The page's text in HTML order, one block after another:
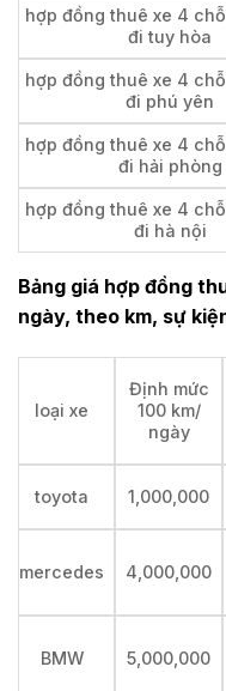
hợp đồng thuê xe 4
đi tuy hòa
hợp đồng thuê xe 4
đi phú yên
hợp đồng thuê xe 4
đi hải phòng
hợp đồng thuê xe 4
đi hà nội
Bảng giá hợp đồng
ngày, theo km, sự
loại xe
Định mức
100 km/
ngày
toyota 1,000,000
mercedes 4,000,000
BMW 5,000,000